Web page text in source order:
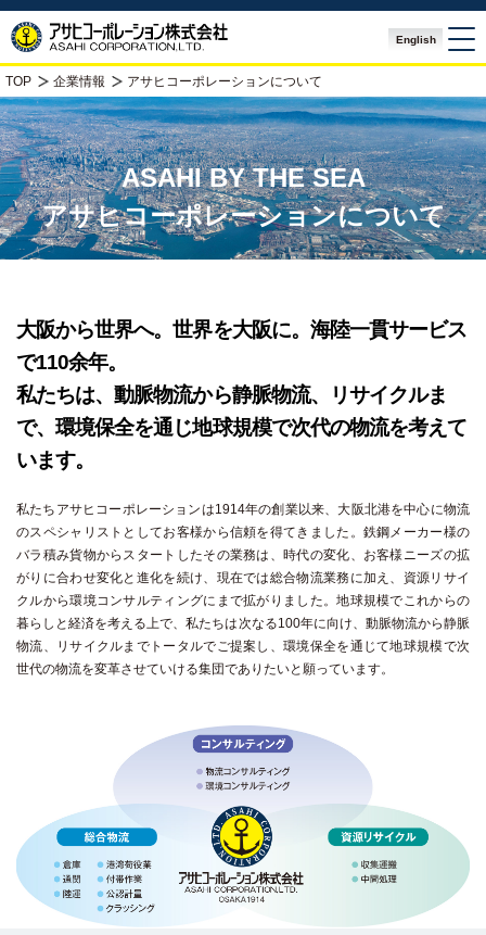
English
TOP 企業情報 アサヒコーポレーションについて
アサヒコーポレーションについて
ASAHI BY THE SEA
大阪から世界へ。世界を大阪に。海陸一貫サービス
で110余年。
私たちは、動脈物流から静脈物流、リサイクルま
で、環境保全を通じ地球規模で次代の物流を考えて
います。
私たちアサヒコーポレーションは1914年の創業以来、大阪北港を中心に物流
のスペシャリストとしてお客様から信頼を得てきました。鉄鋼メーカー様の
バラ積み貨物からスタートしたその業務は、時代の変化、お客様ニーズの拡
がりに合わせ変化と進化を続け、現在では総合物流業務に加え、資源リサイ
クルから環境コンサルティングにまで拡がりました。地球規模でこれからの
暮らしと経済を考える上で、私たちは次なる100年に向け、動脈物流から静脈
物流、リサイクルまでトータルでご提案し、環境保全を通じて地球規模で次
世代の物流を変革させていける集団でありたいと願っています。